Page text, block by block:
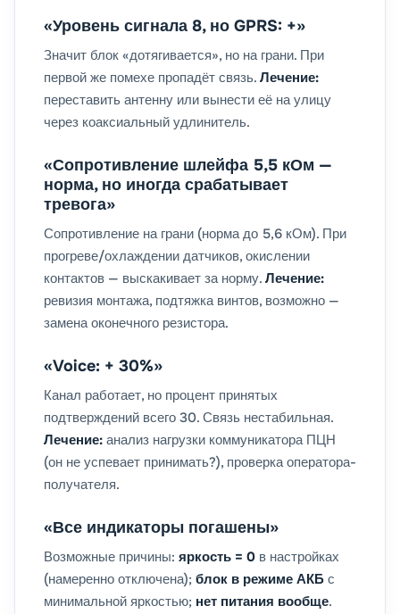
«Уровень сигнала 8, но GPRS: +»
Значит блок «дотягивается», но на грани. При
первой же помехе пропадёт связь. Лечение:
переставить антенну или вынести её на улицу
через коаксиальный удлинитель.
«Сопротивление шлейфа 5,5 кОм —
норма, но иногда срабатывает
тревога»
Сопротивление на грани (норма до 5,6 кОм). При
прогреве/охлаждении датчиков, окислении
контактов — выскакивает за норму. Лечение:
ревизия монтажа, подтяжка винтов, возможно —
замена оконечного резистора.
«Voice: + 30%»
Канал работает, но процент принятых
подтверждений всего 30. Связь нестабильная.
Лечение: анализ нагрузки коммуникатора ПЦН
(он не успевает принимать?), проверка оператора-
получателя.
«Все индикаторы погашены»
Возможные причины: яркость = 0 в настройках
(намеренно отключена); блок в режиме АКБ с
минимальной яркостью; нет питания вообще.